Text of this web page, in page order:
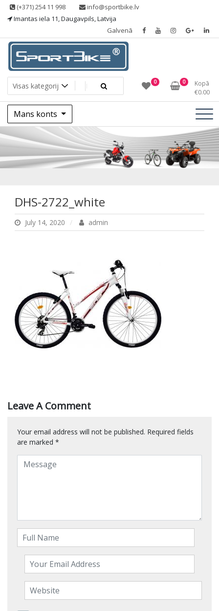
Skip (+371) 254 11 998
info@sportbike.lv
Imantas iela 11, Daugavpils, Latvija
Galvenā
Sportbike
Sporting goods 0 0
Kopā
€0.00
Mans konts
DHS-2722_white
DHS-2722_white
July 14, 2020 admin
Leave A Comment
Your email address will not be published. Required fields
are marked *